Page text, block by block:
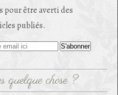
pour être averti des
publiés.
quelque chose ?